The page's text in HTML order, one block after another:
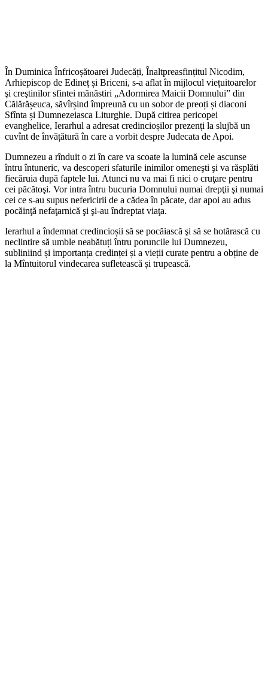
În Duminica Înfricoșătoarei Judecăți, Înaltpreasfințitul Nicodim,
Arhiepiscop de Edineț și Briceni, s-a aflat în mijlocul viețuitoarelor
şi creştinilor sfintei mănăstiri „Adormirea Maicii Domnului” din
Călărășeuca, săvîrșind împreună cu un sobor de preoți și diaconi
Sfînta și Dumnezeiasca Liturghie. După citirea pericopei
evanghelice, Ierarhul a adresat credincioșilor prezenți la slujbă un
cuvînt de învățătură în care a vorbit despre Judecata de Apoi.
Dumnezeu a rînduit o zi în care va scoate la lumină cele ascunse
întru întuneric, va descoperi sfaturile inimilor omeneşti şi va răsplăti
fiecăruia după faptele lui. Atunci nu va mai fi nici o cruţare pentru
cei păcătoşi. Vor intra întru bucuria Domnului numai drepţii şi numai
cei ce s-au supus nefericirii de a cădea în păcate, dar apoi au adus
pocăinţă nefaţarnică şi şi-au îndreptat viaţa.
Ierarhul a îndemnat credincioșii să se pocăiască şi să se hotărască cu
neclintire să umble neabătuți întru poruncile lui Dumnezeu,
subliniind și importanța credinței și a vieții curate pentru a obține de
la Mîntuitorul vindecarea sufletească și trupească.